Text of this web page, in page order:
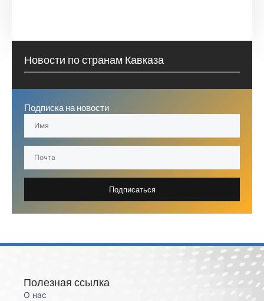
Новости по странам Кавказа
Подписка на новости
Подписаться
Полезная ссылка
О нас